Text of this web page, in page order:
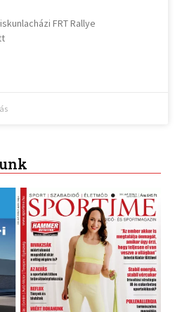
FRT Rallye